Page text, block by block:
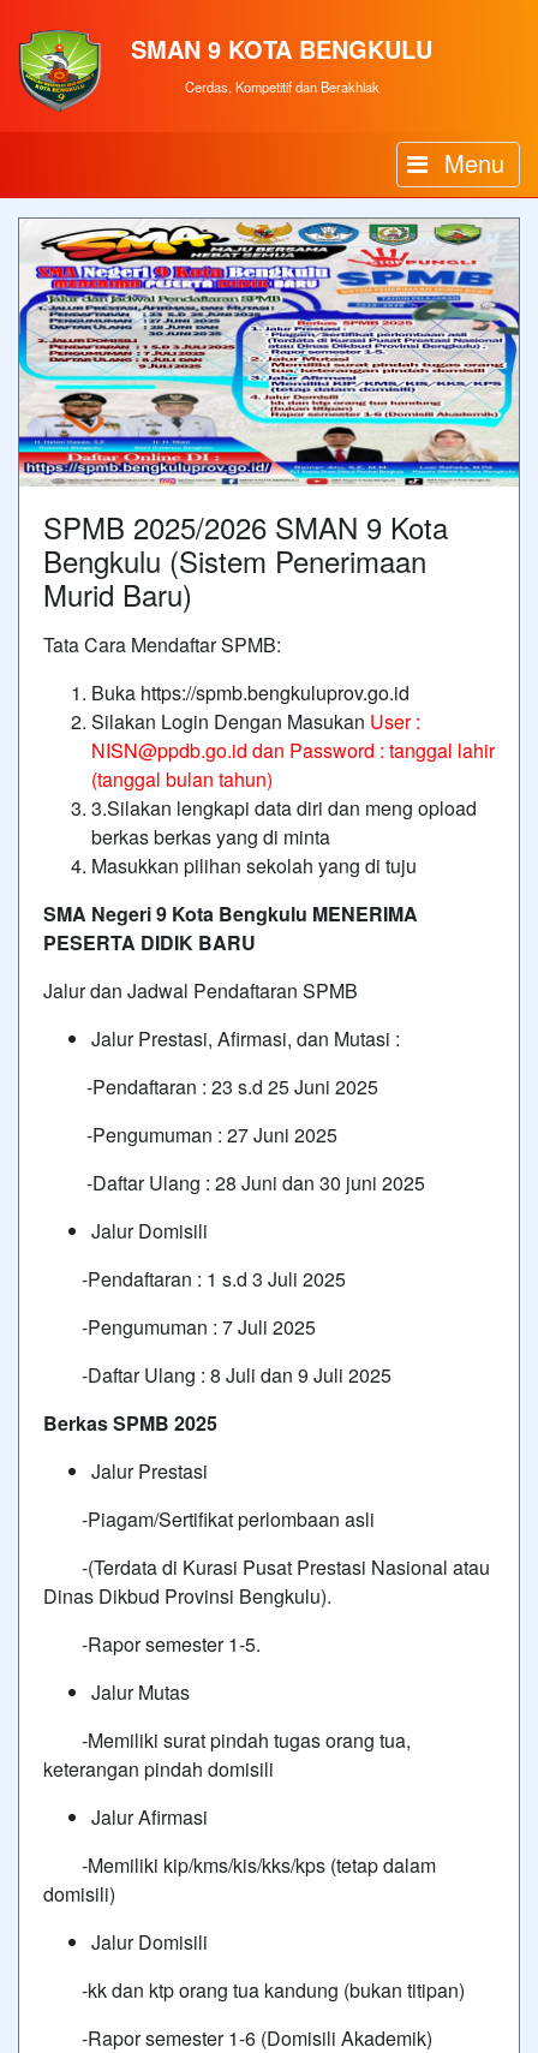
SMAN 9 KOTA BENGKULU
Cerdas, Kompetitif dan Berakhlak
Menu
SPMB 2025/2026 SMAN 9 Kota
Bengkulu (Sistem Penerimaan
Murid Baru)
Tata Cara Mendaftar SPMB:
Buka https://spmb.bengkuluprov.go.id
Silakan Login Dengan Masukan User :
NISN@ppdb.go.id dan Password : tanggal lahir
(tanggal bulan tahun)
3.Silakan lengkapi data diri dan meng opload
berkas berkas yang di minta
Masukkan pilihan sekolah yang di tuju
SMA Negeri 9 Kota Bengkulu MENERIMA
PESERTA DIDIK BARU
Jalur dan Jadwal Pendaftaran SPMB
Jalur Prestasi, Afirmasi, dan Mutasi :
-Pendaftaran : 23 s.d 25 Juni 2025
-Pengumuman : 27 Juni 2025
-Daftar Ulang : 28 Juni dan 30 juni 2025
Jalur Domisili
-Pendaftaran : 1 s.d 3 Juli 2025
-Pengumuman : 7 Juli 2025
-Daftar Ulang : 8 Juli dan 9 Juli 2025
Berkas SPMB 2025
Jalur Prestasi
-Piagam/Sertifikat perlombaan asli
-(Terdata di Kurasi Pusat Prestasi Nasional atau
Dinas Dikbud Provinsi Bengkulu).
-Rapor semester 1-5.
Jalur Mutas
-Memiliki surat pindah tugas orang tua,
keterangan pindah domisili
Jalur Afirmasi
-Memiliki kip/kms/kis/kks/kps (tetap dalam
domisili)
Jalur Domisili
-kk dan ktp orang tua kandung (bukan titipan)
-Rapor semester 1-6 (Domisili Akademik)